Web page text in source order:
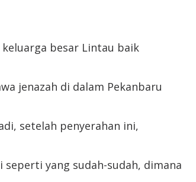
besar Lintau baik
jenazah di dalam Pekanbaru
setelah penyerahan ini,
yang sudah-sudah, dimana